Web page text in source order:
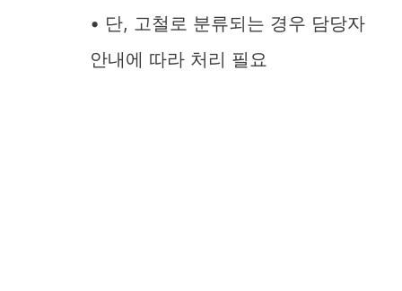
• 단, 고철로 분류되는 경우 담당자
안내에 따라 처리 필요